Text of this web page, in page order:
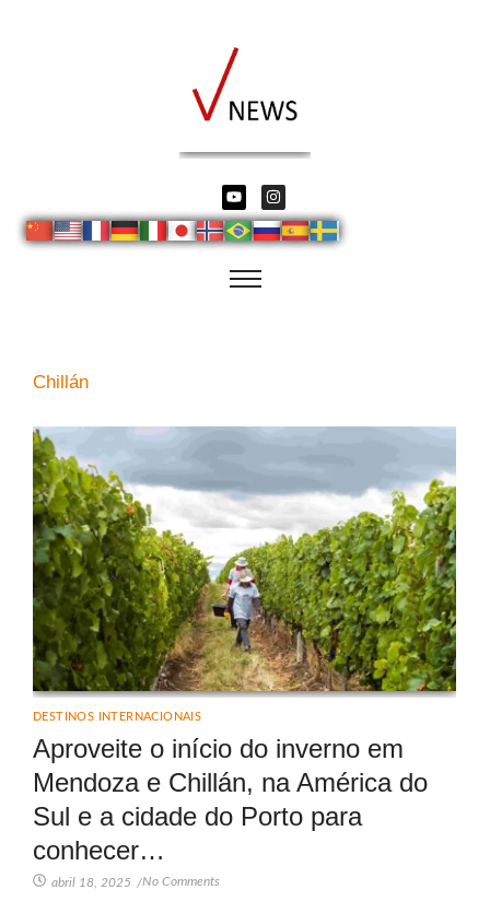
Chillán
DESTINOS INTERNACIONAIS
Aproveite o início do inverno em
Mendoza e Chillán, na América do
Sul e a cidade do Porto para
conhecer…
abril 18, 2025 /No Comments